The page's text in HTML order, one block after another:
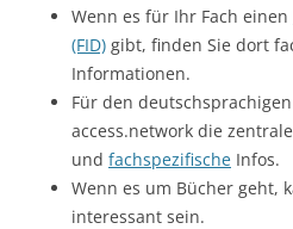
Wenn es für Ihr Fach einen
(FID) gibt, finden Sie dort
Informationen.
Für den
access.network die
und fachspezifische Infos.
Wenn es um Bücher geht,
interessant sein.